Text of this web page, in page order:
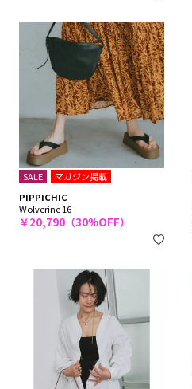
SALE
マガジン掲載
PIPPICHIC
Wolverine 16
￥20,790（30%OFF）